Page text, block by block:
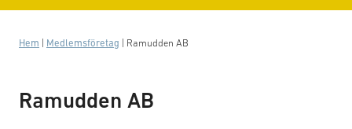
Hem Medlemsföretag Ramudden AB
Ramudden AB